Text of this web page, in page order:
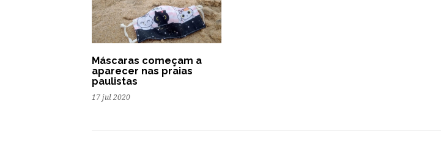
Máscaras começam a
aparecer nas praias
paulistas
17 jul 2020